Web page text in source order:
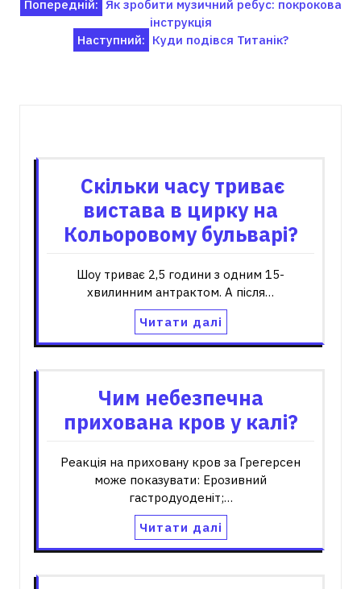
Навігація
записів
Попередній: Як зробити музичний ребус: покрокова
інструкція
Наступний: Куди подівся Титанік?
Скільки часу триває
вистава в цирку на
Кольоровому бульварі?
Шоу триває 2,5 години з одним 15-
хвилинним антрактом. А після…
Читати далі
Чим небезпечна
прихована кров у калі?
Реакція на приховану кров за Грегерсен
може показувати: Ерозивний
гастродуоденіт;…
Читати далі